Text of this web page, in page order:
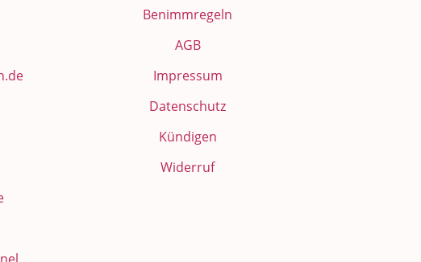
Benimmregeln
AGB
Impressum
Datenschutz
Kündigen
Widerruf